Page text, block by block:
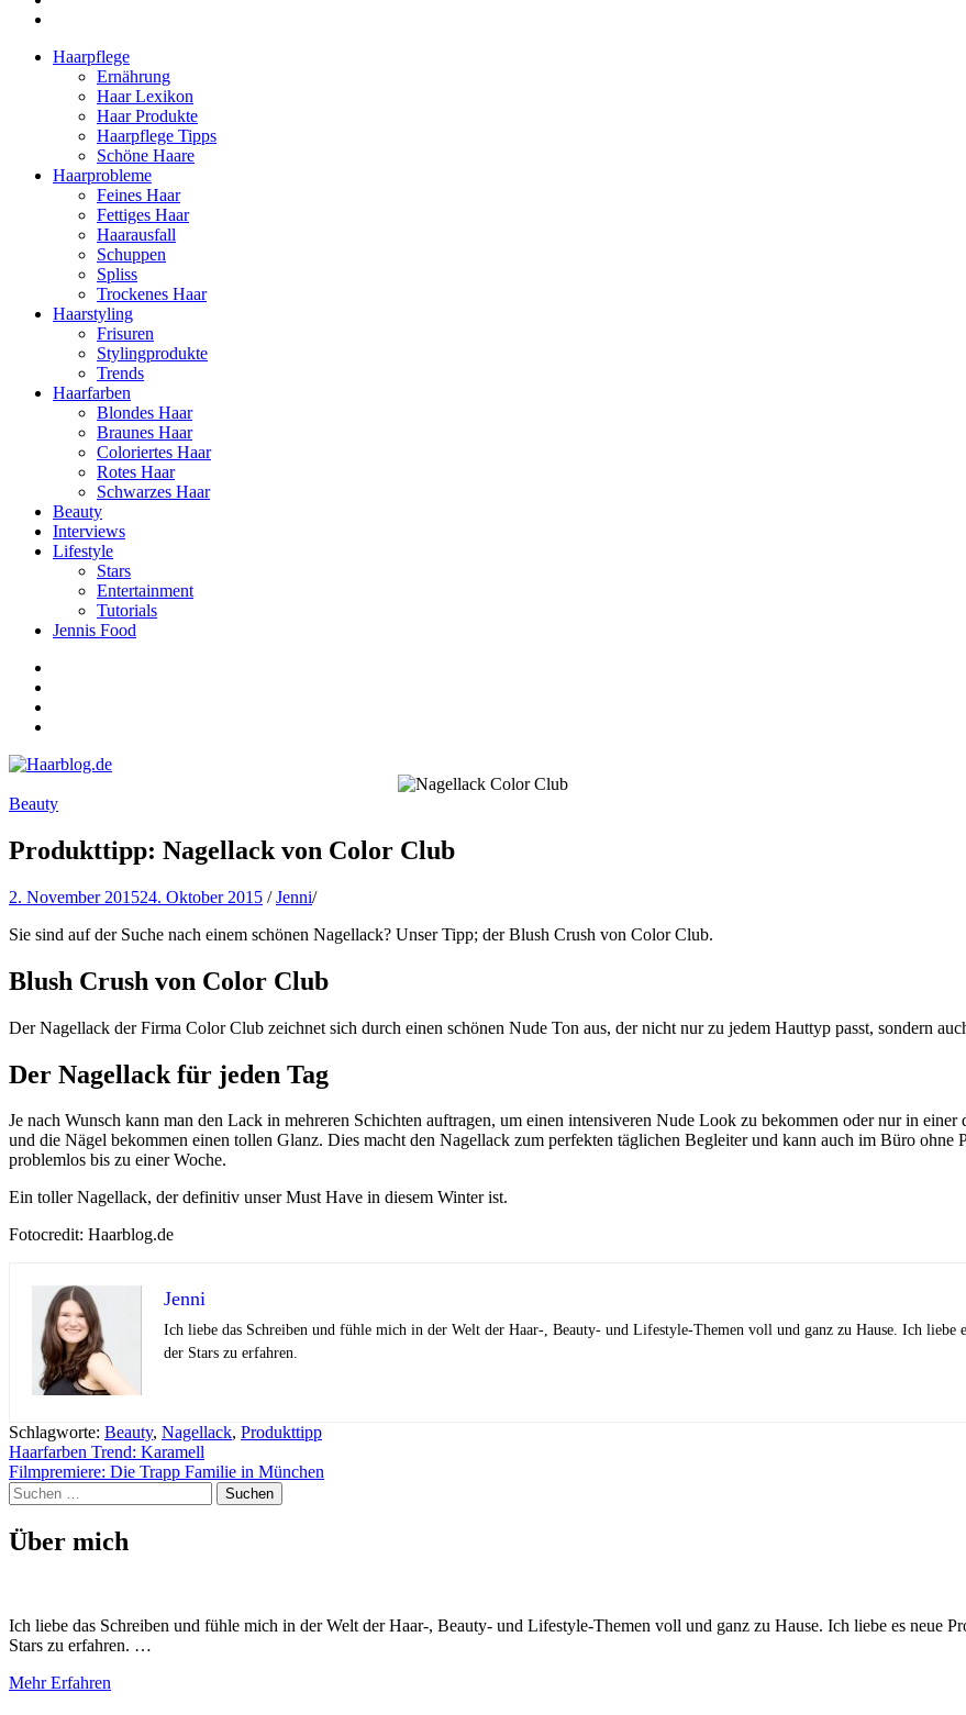
Haarpflege
Ernährung
Haar Lexikon
Haar Produkte
Haarpflege Tipps
Schöne Haare
Haarprobleme
Feines Haar
Fettiges Haar
Haarausfall
Schuppen
Spliss
Trockenes Haar
Haarstyling
Frisuren
Stylingprodukte
Trends
Haarfarben
Blondes Haar
Braunes Haar
Coloriertes Haar
Rotes Haar
Schwarzes Haar
Beauty
Interviews
Lifestyle
Stars
Entertainment
Tutorials
Jennis Food
Haarblog.de
Haarpflege | Haarstyling | Beauty | Entertainment
Beauty
Produkttipp: Nagellack von Color Club
2. November 201524. Oktober 2015 /Jenni/
Sie sind auf der Suche nach einem schönen Nagellack? Unser Tipp; der Blush Crush von Color Club.
Blush Crush von Color Club
Der Nagellack der Firma Color Club zeichnet sich durch einen schönen Nude Ton aus, der nicht nur zu jedem Hauttyp passt, sondern
Der Nagellack für jeden Tag
Je nach Wunsch kann man den Lack in mehreren Schichten auftragen, um einen intensiveren Nude Look zu bekommen oder nur in
und die Nägel bekommen einen tollen Glanz. Dies macht den Nagellack zum perfekten täglichen Begleiter und kann auch im Büro
problemlos bis zu einer Woche.
Ein toller Nagellack, der definitiv unser Must Have in diesem Winter ist.
Fotocredit: Haarblog.de
Jenni
Ich liebe das Schreiben und fühle mich in der Welt der Haar-, Beauty- und Lifestyle-Themen voll und ganz zu Hause. Ich liebe
der Stars zu erfahren.
Schlagworte: Beauty, Nagellack, Produkttipp
Beitragsnavigation
Haarfarben Trend: Karamell
Filmpremiere: Die Trapp Familie in München
Suchen
nach:
Über mich
Ich liebe das Schreiben und fühle mich in der Welt der Haar-, Beauty- und Lifestyle-Themen voll und ganz zu Hause. Ich liebe es neue
Stars zu erfahren. …
Mehr Erfahren